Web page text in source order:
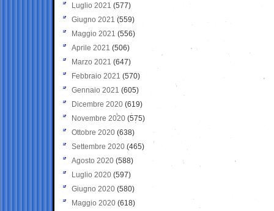
Luglio 2021 (577)
Giugno 2021(559)
Maggio 2021 (556)
Aprile 2021 (506)
Marzo 2021 (647)
Febbraio 2021 (570)
Gennaio 2021 (605)
Dicembre 2020 (619)
Novembre 2020 (575)
Ottobre 2020 (638)
Settembre 2020(465)
Agosto 2020 (588)
Luglio 2020 (597)
Giugno 2020 (580)
Maggio 2020 (618)